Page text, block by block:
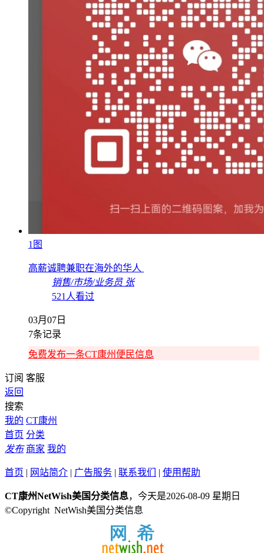
1图
高薪诚聘兼职在海外的华人
销售/市场/业务员 张
521人看过
03月07日
7条记录
免费发布一条CT康州便民信息
订阅 客服
返回
搜索
我的 CT康州
首页 分类
发布 商家 我的
首页 | 网站简介 | 广告服务 | 联系我们 | 使用帮助
CT康州NetWish美国分类信息，今天是2026-08-09 星期日
©Copyright NetWish美国分类信息